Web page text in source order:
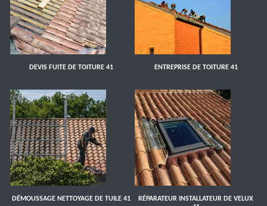
DEVIS FUITE DE TOITURE 41 ENTREPRISE DE TOITURE 41
DÉMOUSSAGE NETTOYAGE DE TUILE 41
RÉPARATEUR INSTALLATEUR DE VELUX